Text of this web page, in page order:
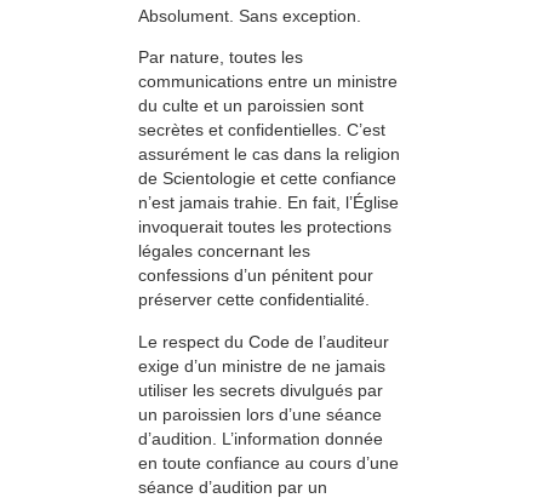
Absolument. Sans exception.
Par nature, toutes les
communications en­tre un ministre
du culte et un paroissien sont
secrètes et confidentielles. C’est
assurément le cas dans la religion
de Scientologie et cette confiance
n’est jamais trahie. En fait, l’Église
invoquerait toutes les protections
légales concernant les
confessions d’un pénitent pour
préserver cette confidentialité.
Le respect du Code de l’auditeur
exige d’un ministre de ne jamais
utiliser les secrets divulgués par
un paroissien lors d’une séance
d’audition. L’information donnée
en toute confiance au cours d’une
séance d’audition par un